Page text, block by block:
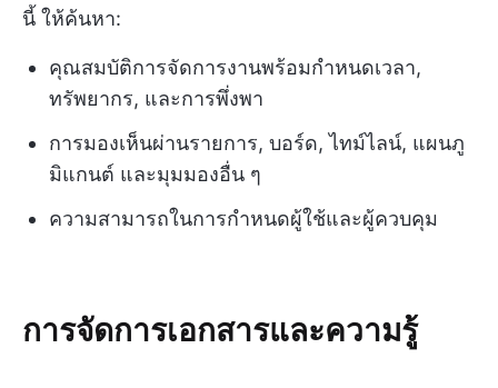
นี้ ให้ค้นหา:
คุณสมบัติการจัดการงานพร้อมกำหนดเวลา,
ทรัพยากร, และการพึ่งพา
การมองเห็นผ่านรายการ, บอร์ด, ไทม์ไลน์, แผนภู
มิแกนต์ และมุมมองอื่น ๆ
ความสามารถในการกำหนดผู้ใช้และผู้ควบคุม
การจัดการเอกสารและความรู้